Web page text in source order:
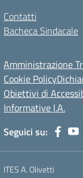
Contatti
Bacheca Sindacale
Amministrazione
Cookie Policy
Obiettivi di
Informative I.A.
Seguici su:
ITES A. Olivetti